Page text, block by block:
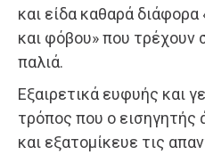
και είδα καθαρά
και φόβου» που τρέχουν
παλιά.
Εξαιρετικά ευφυής και
τρόπος που ο εισηγητής
και εξατομίκευε τις